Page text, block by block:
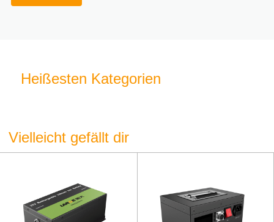
Heißesten Kategorien
Vielleicht gefällt dir